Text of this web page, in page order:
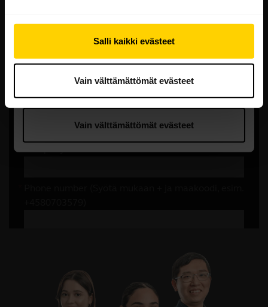
Salli kaikki evästeet
Vain välttämättömät evästeet